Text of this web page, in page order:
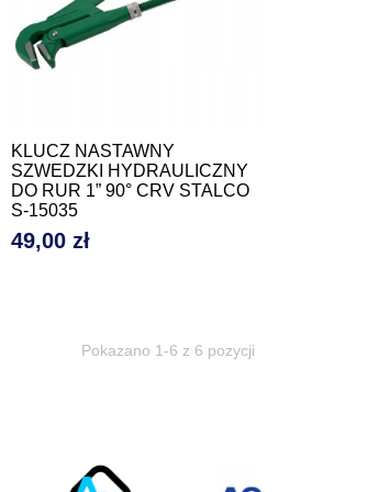
KLUCZ NASTAWNY
SZWEDZKI HYDRAULICZNY
DO RUR 1” 90° CRV STALCO
S-15035
Cena
49,00 zł
Pokazano 1-6 z 6 pozycji